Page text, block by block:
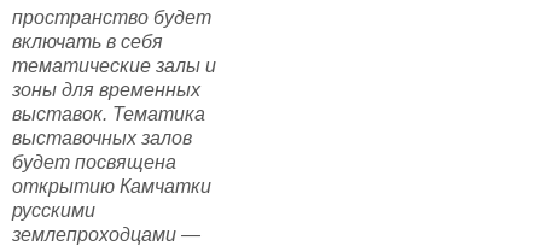
пространство будет
включать в себя
тематические залы и
зоны для временных
выставок. Тематика
выставочных залов
будет посвящена
открытию Камчатки
русскими
землепроходцами —